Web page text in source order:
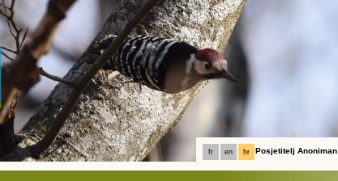
fr en hr Posjetitelj Anoniman